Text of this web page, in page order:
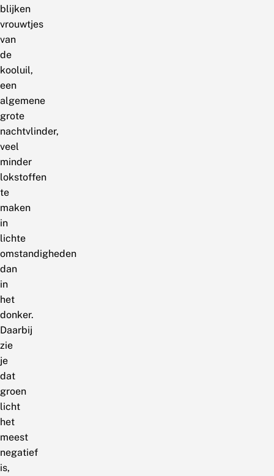
blijken
vrouwtjes
van
de
kooluil,
een
algemene
grote
nachtvlinder,
veel
minder
lokstoffen
te
maken
in
lichte
omstandigheden
dan
in
het
donker.
Daarbij
zie
je
dat
groen
licht
het
meest
negatief
is,